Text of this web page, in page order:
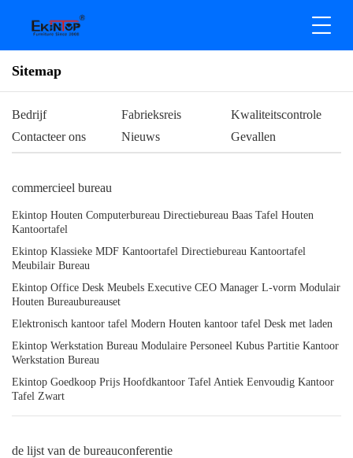
Sitemap
Bedrijf Fabrieksreis
Kwaliteitscontrole
Contacteer ons
Nieuws Gevallen
commercieel bureau
Ekintop Houten Computerbureau Directiebureau Baas Tafel Houten
Kantoortafel
Ekintop Klassieke MDF Kantoortafel Directiebureau Kantoortafel
Meubilair Bureau
Ekintop Office Desk Meubels Executive CEO Manager L-vorm Modulair
Houten Bureaubureauset
Elektronisch kantoor tafel Modern Houten kantoor tafel Desk met laden
Ekintop Werkstation Bureau Modulaire Personeel Kubus Partitie Kantoor
Werkstation Bureau
Ekintop Goedkoop Prijs Hoofdkantoor Tafel Antiek Eenvoudig Kantoor
Tafel Zwart
de lijst van de bureauconferentie